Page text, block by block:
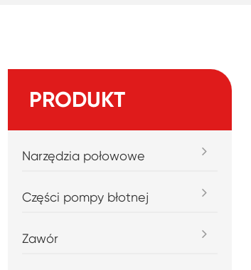
PRODUKT
Narzędzia połowowe
Części pompy błotnej
Zawór